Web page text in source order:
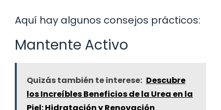
Aquí hay algunos consejos prácticos:
Mantente Activo
Quizás también te interese: Descubre
los Increíbles Beneficios de la Urea en la
Piel: Hidratación y Renovación